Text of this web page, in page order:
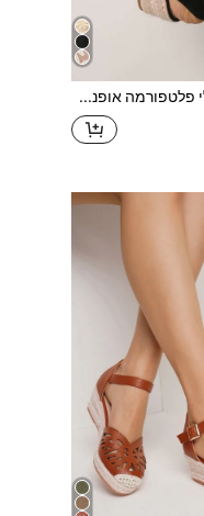
נעלי פלטפורמה אופנתיות עם רשת קש ארוגה ונושמות לחופשה מזדמנת לנשים, תלבושות אביב קיץ